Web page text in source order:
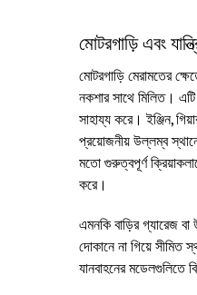
মোটরগাড়ি এবং
মোটরগাড়ি মেরামতের
নকশার সাথে মিলিত।
সাহায্য করে। ইঞ্জিন,
প্রয়োজনীয় উল্লম্ব
মতো গুরুত্বপূর্ণ
করে।
এমনকি বাড়ির গ্যারেজ
দোকানে না গিয়ে সীমিত
যানবাহনের মডেলগুলিতে